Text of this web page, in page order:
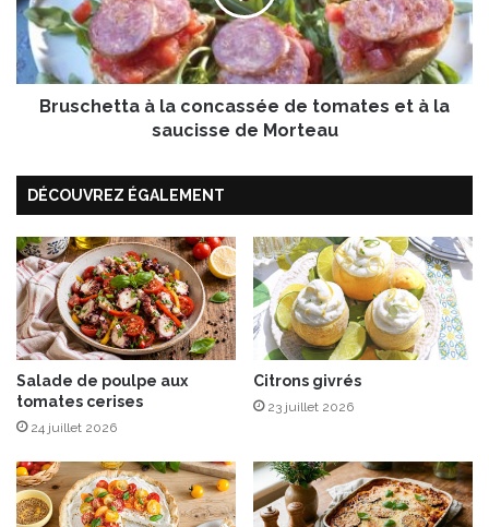
c
o
n
f
r
d
e
f
r
a
m
b
o
i
s
s
h
e
t
t
a
o
n
c
a
s
s
é
e
d
e
o
m
a
Bruschetta à la concassée de tomates et à la
saucisse de Morteau
DÉCOUVREZ ÉGALEMENT
Salade de poulpe aux
tomates cerises
24 juillet 2026
Citrons givrés
23 juillet 2026